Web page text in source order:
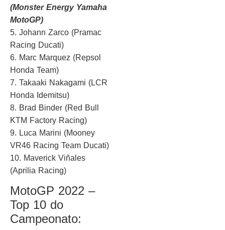
(Monster Energy Yamaha
MotoGP)
5. Johann Zarco (Pramac
Racing Ducati)
6. Marc Marquez (Repsol
Honda Team)
7. Takaaki Nakagami (LCR
Honda Idemitsu)
8. Brad Binder (Red Bull
KTM Factory Racing)
9. Luca Marini (Mooney
VR46 Racing Team Ducati)
10. Maverick Viñales
(Aprilia Racing)
MotoGP 2022 –
Top 10 do
Campeonato: